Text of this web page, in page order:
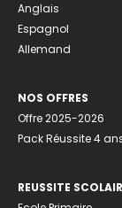
Anglais
Espagnol
Allemand
NOS OFFRES
Offre 2025-2026
Pack Réussite 4
REUSSITE